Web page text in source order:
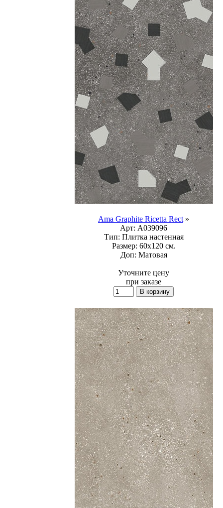
Ama Graphite Ricetta Rect »
Арт: A039096
Тип: Плитка настенная
Размер: 60x120 см.
Доп: Матовая
Уточните цену
при заказе